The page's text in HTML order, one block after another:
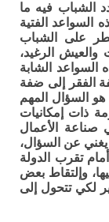
الشباب فيه ما
السواعد الفتية
على الشباب
والعيش الرغيد،
السواعد الشابة
الفقر إلى ضفة
السؤال المهم
ذات إمكانيات
صناعة الأعمال
يغني عن السؤال،
تقرب الدولة
وإلتقاط بعض
لكي تتحول إلى